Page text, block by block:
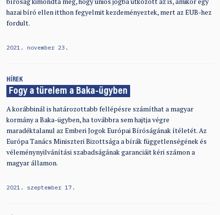
hazai bíró ellen itthon fegyelmit kezdeményeztek, mert az EUB-hez
fordult.
2021. november 23.
HÍREK
Fogy a türelem a Baka-ügyben
A korábbinál is határozottabb fellépésre számíthat a magyar
kormány a Baka-ügyben, ha továbbra sem hajtja végre
maradéktalanul az Emberi Jogok Európai Bíróságának ítéletét. Az
Európa Tanács Miniszteri Bizottsága a bírák függetlenségének és
véleménynyilvánítási szabadságának garanciáit kéri számon a
magyar államon.
2021. szeptember 17.